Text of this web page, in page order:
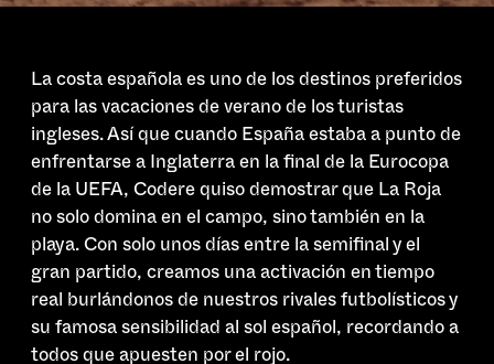
La costa española es uno de los destinos preferidos
para las vacaciones de verano de los turistas
ingleses. Así que cuando España estaba a punto de
enfrentarse a Inglaterra en la final de la Eurocopa
de la UEFA, Codere quiso demostrar que La Roja
no solo domina en el campo, sino también en la
playa. Con solo unos días entre la semifinal y el
gran partido, creamos una activación en tiempo
real burlándonos de nuestros rivales futbolísticos y
su famosa sensibilidad al sol español, recordando a
todos que apuesten por el rojo.